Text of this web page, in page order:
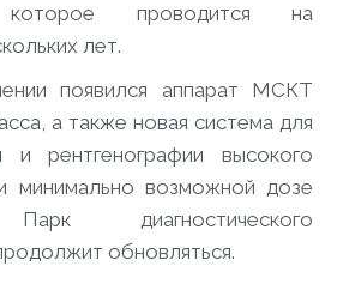
которое проводится на
лет.
появился аппарат МСКТ
а также новая система для
и рентгенографии высокого
минимально возможной дозе
диагностического
обновляться.